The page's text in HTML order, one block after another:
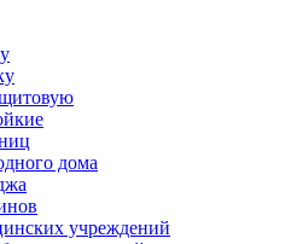
дома
учреждений